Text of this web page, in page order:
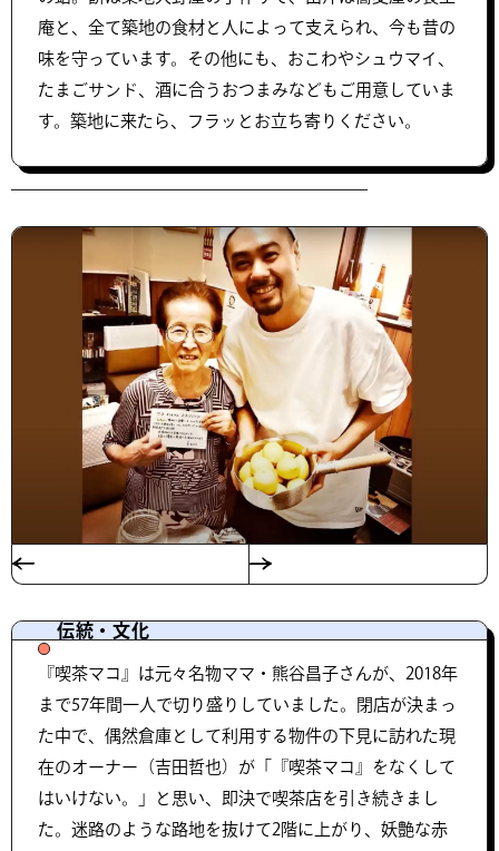
庵と、全て築地の食材と人によって支えられ、今も昔の
味を守っています。その他にも、おこわやシュウマイ、
たまごサンド、酒に合うおつまみなどもご用意していま
す。築地に来たら、フラッとお立ち寄りください。
伝統・文化
『喫茶マコ』は元々名物ママ・熊谷昌子さんが、2018年
まで57年間一人で切り盛りしていました。閉店が決まっ
た中で、偶然倉庫として利用する物件の下見に訪れた現
在のオーナー（吉田哲也）が「『喫茶マコ』をなくして
はいけない。」と思い、即決で喫茶店を引き続きまし
た。迷路のような路地を抜けて2階に上がり、妖艶な赤